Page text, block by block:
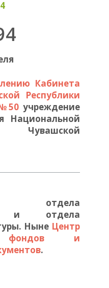
Кабинета
Республики
50учреждение
Национальной
Чувашской
отдела
и отдела
Ныне Центр
фондов и
.